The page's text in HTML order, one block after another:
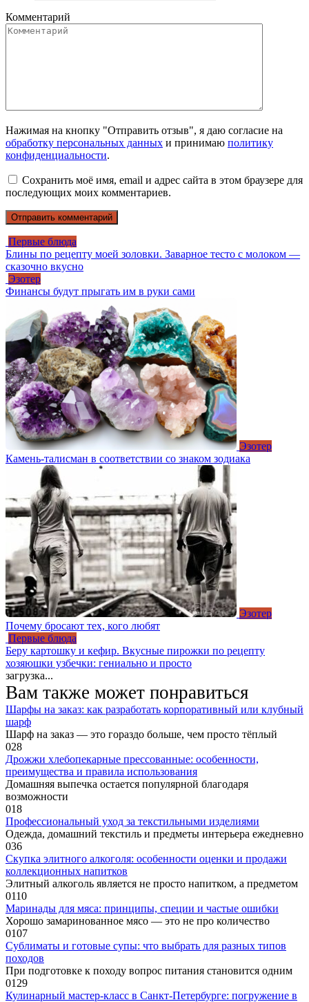
Комментарий
Нажимая на кнопку "Отправить отзыв", я даю согласие на
обработку персональных данных и принимаю политику
конфиденциальности.
Сохранить моё имя, email и адрес сайта в этом браузере для
последующих моих комментариев.
Первые блюда
Блины по рецепту моей золовки. Заварное тесто с молоком —
сказочно вкусно
Эзотер
Финансы будут прыгать им в руки сами
Эзотер
Камень-талисман в соответствии со знаком зодиака
Эзотер
Почему бросают тех, кого любят
Первые блюда
Беру картошку и кефир. Вкусные пирожки по рецепту
хозяюшки узбечки: гениально и просто
загрузка...
Вам также может понравиться
Шарфы на заказ: как разработать корпоративный или клубный
шарф
Шарф на заказ — это гораздо больше, чем просто тёплый
028
Дрожжи хлебопекарные прессованные: особенности,
преимущества и правила использования
Домашняя выпечка остается популярной благодаря
возможности
018
Профессиональный уход за текстильными изделиями
Одежда, домашний текстиль и предметы интерьера ежедневно
036
Скупка элитного алкоголя: особенности оценки и продажи
коллекционных напитков
Элитный алкоголь является не просто напитком, а предметом
0110
Маринады для мяса: принципы, специи и частые ошибки
Хорошо замаринованное мясо — это не про количество
0107
Сублиматы и готовые супы: что выбрать для разных типов
походов
При подготовке к походу вопрос питания становится одним
0129
Кулинарный мастер-класс в Санкт-Петербурге: погружение в